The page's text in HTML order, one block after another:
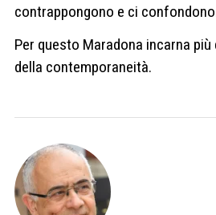
contrappongono e ci
Per questo Maradona incarna
della contemporaneità.